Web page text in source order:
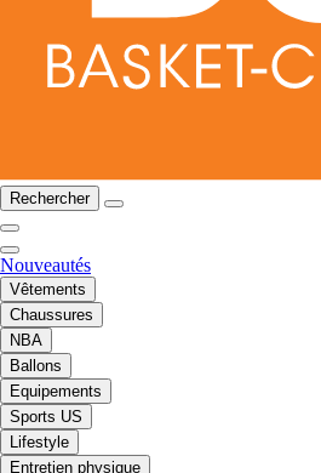
Rechercher
Nouveautés
Vêtements
Chaussures
NBA
Ballons
Equipements
Sports US
Lifestyle
Entretien physique